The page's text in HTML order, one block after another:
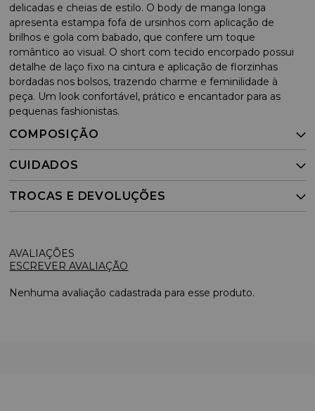
delicadas e cheias de estilo. O body de manga longa
apresenta estampa fofa de ursinhos com aplicação de
brilhos e gola com babado, que confere um toque
romântico ao visual. O short com tecido encorpado possui
detalhe de laço fixo na cintura e aplicação de florzinhas
bordadas nos bolsos, trazendo charme e feminilidade à
peça. Um look confortável, prático e encantador para as
pequenas fashionistas.
COMPOSIÇÃO
CUIDADOS
TROCAS E DEVOLUÇÕES
ESCREVER AVALIAÇÃO
Nenhuma avaliação cadastrada para esse produto.